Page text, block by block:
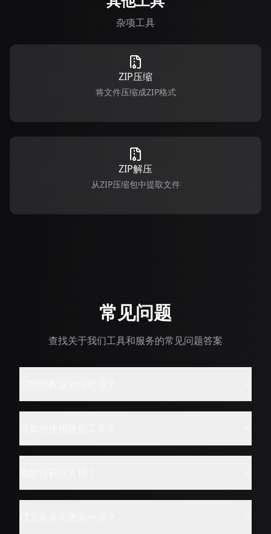
杂项工具
ZIP压缩
将文件压缩成ZIP格式
ZIP解压
从ZIP压缩包中提取文件
常见问题
查找关于我们工具和服务的常见问题答案